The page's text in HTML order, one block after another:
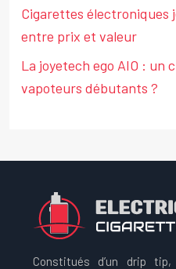
Cigarettes électroniques
entre prix et valeur
La joyetech ego AIO : un
vapoteurs débutants ?
Constitués d’un drip